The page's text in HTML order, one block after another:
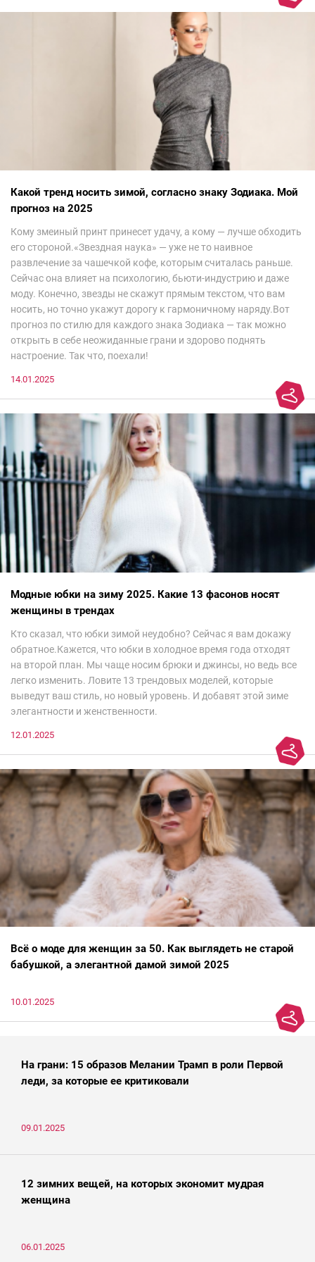
Какой тренд носить зимой, согласно знаку Зодиака. Мой
прогноз на 2025
Кому змеиный принт принесет удачу, а кому — лучше обходить
его стороной.«Звездная наука» — уже не то наивное
развлечение за чашечкой кофе, которым считалась раньше.
Сейчас она влияет на психологию, бьюти-индустрию и даже
моду. Конечно, звезды не скажут прямым текстом, что вам
носить, но точно укажут дорогу к гармоничному наряду.Вот
прогноз по стилю для каждого знака Зодиака — так можно
открыть в себе неожиданные грани и здорово поднять
настроение. Так что, поехали!
14.01.2025
Модные юбки на зиму 2025. Какие 13 фасонов носят
женщины в трендах
Кто сказал, что юбки зимой неудобно? Сейчас я вам докажу
обратное.Кажется, что юбки в холодное время года отходят
на второй план. Мы чаще носим брюки и джинсы, но ведь все
легко изменить. Ловите 13 трендовых моделей, которые
выведут ваш стиль, но новый уровень. И добавят этой зиме
элегантности и женственности.
12.01.2025
Всё о моде для женщин за 50. Как выглядеть не старой
бабушкой, а элегантной дамой зимой 2025
10.01.2025
На грани: 15 образов Мелании Трамп в роли Первой
леди, за которые ее критиковали
09.01.2025
12 зимних вещей, на которых экономит мудрая
женщина
06.01.2025